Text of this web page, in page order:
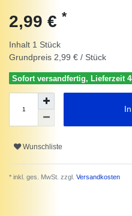
2,99 € *
Inhalt 1 Stück
Grundpreis 2,99 € / Stück
Sofort versandfertig, Lieferzeit
Wunschliste
* inkl. ges. MwSt. zzgl. Versandkosten